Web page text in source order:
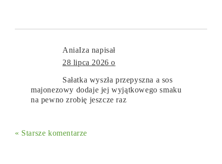
AniaIza napisał
28 lipca 2026 o
Sałatka wyszła przepyszna a sos
majonezowy dodaje jej wyjątkowego smaku
na pewno zrobię jeszcze raz
« Starsze komentarze